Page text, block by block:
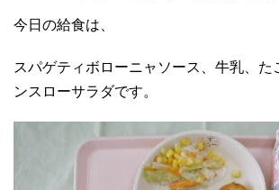
今日の給食は、
スパゲティボローニャソース、牛乳、た
ンスローサラダです。